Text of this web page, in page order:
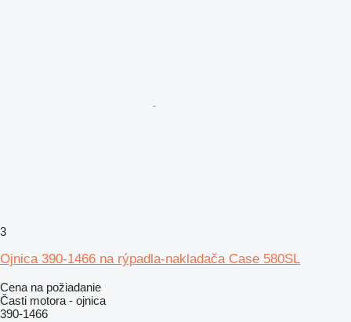
3
Ojnica 390-1466 na rýpadla-nakladača Case 580SL
Cena na požiadanie
Časti motora - ojnica
390-1466